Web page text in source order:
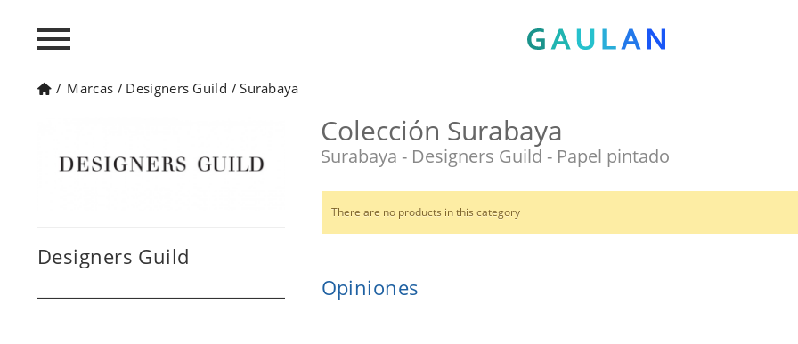
/ Marcas / Designers Guild /Surabaya
Colección Surabaya
Surabaya - Designers Guild - Papel pintado
Designers Guild
There are no products in this category
Opiniones